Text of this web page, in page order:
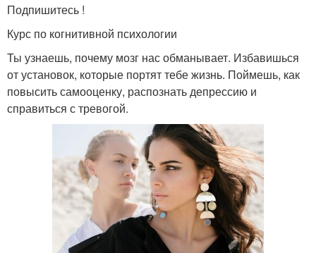
Подпишитесь !
Курс по когнитивной психологии
Ты узнаешь, почему мозг нас обманывает. Избавишься
от установок, которые портят тебе жизнь. Поймешь, как
повысить самооценку, распознать депрессию и
справиться с тревогой.